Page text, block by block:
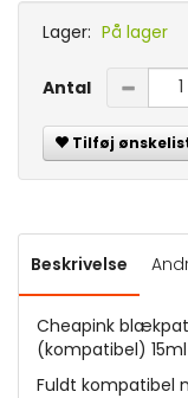
Lager: På lager
Antal
Tilføj
Beskrivelse
Cheapink
(kompatibel)
Fuldt kompatibel